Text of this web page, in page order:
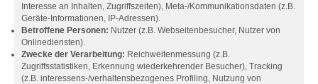
Interesse an Inhalten, Zugriffszeiten), Meta-/Kommunikationsdaten (z.B.
Geräte-Informationen, IP-Adressen).
Betroffene Personen: Nutzer (z.B. Webseitenbesucher, Nutzer von
Onlinediensten).
Zwecke der Verarbeitung: Reichweitenmessung (z.B.
Zugriffsstatistiken, Erkennung wiederkehrender Besucher), Tracking
(z.B. interessens-/verhaltensbezogenes Profiling, Nutzung von